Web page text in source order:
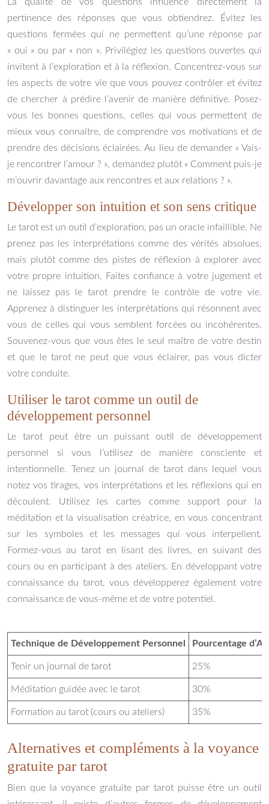
pertinence des réponses que vous obtiendrez. Évitez les
questions fermées qui ne permettent qu’une réponse par
« oui » ou par « non ». Privilégiez les questions ouvertes qui
invitent à l’exploration et à la réflexion. Concentrez-vous sur
les aspects de votre vie que vous pouvez contrôler et évitez
de chercher à prédire l’avenir de manière définitive. Posez-
vous les bonnes questions, celles qui vous permettent de
mieux vous connaître, de comprendre vos motivations et de
prendre des décisions éclairées. Au lieu de demander « Vais-
je rencontrer l’amour ? », demandez plutôt « Comment puis-je
m’ouvrir davantage aux rencontres et aux relations ? ».
Développer son intuition et son sens critique
Le tarot est un outil d’exploration, pas un oracle infaillible. Ne
prenez pas les interprétations comme des vérités absolues,
mais plutôt comme des pistes de réflexion à explorer avec
votre propre intuition. Faites confiance à votre jugement et
ne laissez pas le tarot prendre le contrôle de votre vie.
Apprenez à distinguer les interprétations qui résonnent avec
vous de celles qui vous semblent forcées ou incohérentes.
Souvenez-vous que vous êtes le seul maître de votre destin
et que le tarot ne peut que vous éclairer, pas vous dicter
votre conduite.
Utiliser le tarot comme un outil de
développement personnel
Le tarot peut être un puissant outil de développement
personnel si vous l’utilisez de manière consciente et
intentionnelle. Tenez un journal de tarot dans lequel vous
notez vos tirages, vos interprétations et les réflexions qui en
découlent. Utilisez les cartes comme support pour la
méditation et la visualisation créatrice, en vous concentrant
sur les symboles et les messages qui vous interpellent.
Formez-vous au tarot en lisant des livres, en suivant des
cours ou en participant à des ateliers. En développant votre
connaissance du tarot, vous développerez également votre
connaissance de vous-même et de votre potentiel.
Technique de Développement Personnel Pourcentage
Tenir un journal de tarot 25%
Méditation guidée avec le tarot 30%
Formation au tarot (cours ou ateliers) 35%
Alternatives et compléments à la voyance
gratuite par tarot
Bien que la voyance gratuite par tarot puisse être un outil